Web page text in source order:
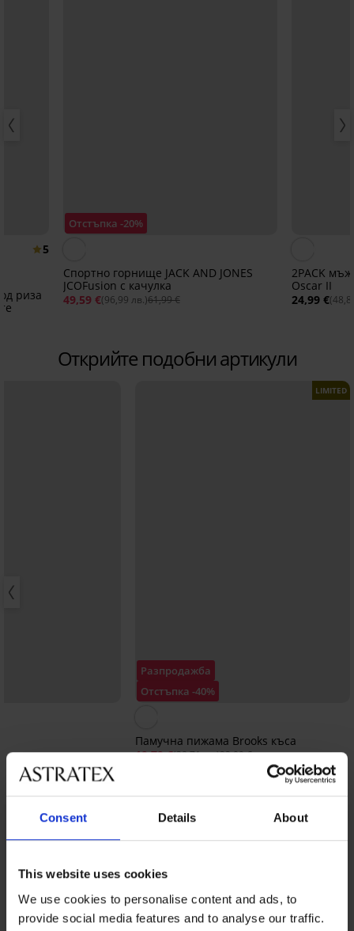
Consent Details About
This website uses cookies
We use cookies to personalise content and ads, to
provide social media features and to analyse our traffic.
5
риза
Отстъпка -20%
Спортно горнище JACK AND JONES
JCOFusion с качулка
49,59 €(96,99 лв.)61,99 €
2PACK
Oscar II
24,99 €
Открийте подобни артикули
MEN-A
Разпродажба
Отстъпка -40%
LIMITED
Памучна пижама Brooks къса
19,79 €(38,71 лв.)32,99 €
От същата колекция Покажи